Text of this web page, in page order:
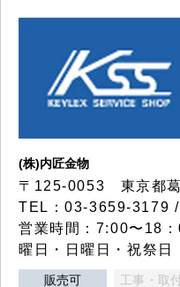
(株)内匠金物
〒125-0053 東京都
TEL：03-3659-3179
営業時間：7:00〜18
曜日・日曜日・祝祭日
販売可 工事・取